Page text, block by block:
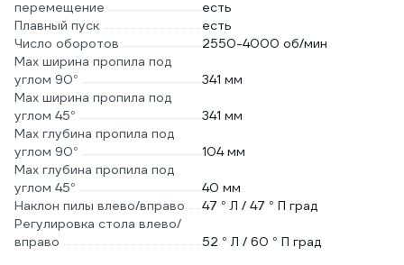
перемещение
есть
Плавный пуск
есть
Число оборотов
2550-4000 об/мин
Max ширина пропила под
углом 90°
341 мм
Max ширина пропила под
углом 45°
341 мм
Max глубина пропила под
углом 90°
104 мм
Max глубина пропила под
углом 45°
40 мм
Наклон пилы влево/вправо
47 ° Л / 47 ° П град
Регулировка стола влево/
вправо
52 ° Л / 60 ° П град